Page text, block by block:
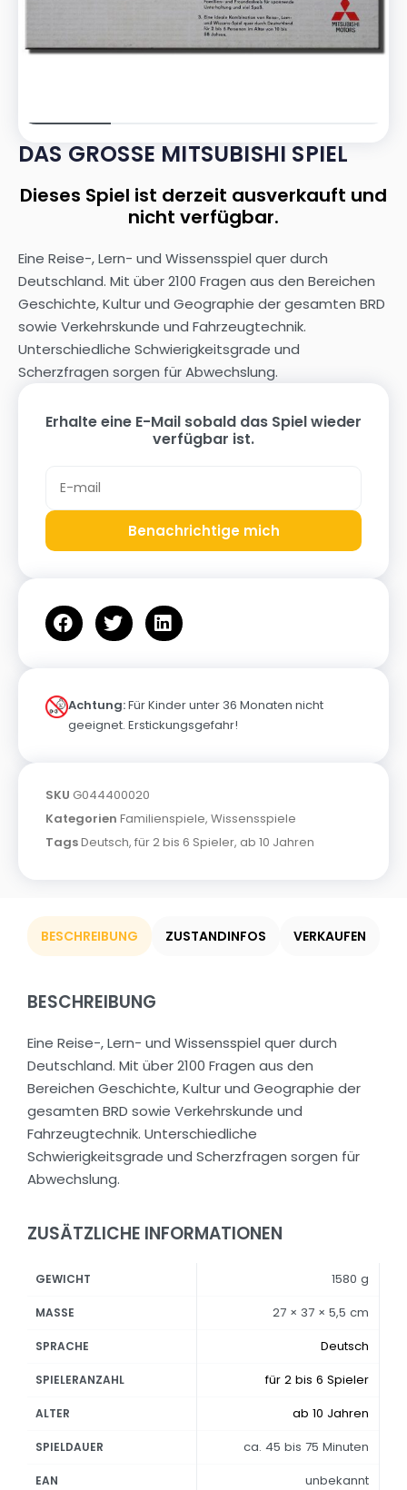
DAS GROSSE MITSUBISHI SPIEL
Dieses Spiel ist derzeit ausverkauft und
nicht verfügbar.
Eine Reise-, Lern- und Wissensspiel quer durch
Deutschland. Mit über 2100 Fragen aus den Bereichen
Geschichte, Kultur und Geographie der gesamten BRD
sowie Verkehrskunde und Fahrzeugtechnik.
Unterschiedliche Schwierigkeitsgrade und
Scherzfragen sorgen für Abwechslung.
Erhalte eine E-Mail sobald das Spiel wieder
verfügbar ist.
Benachrichtige mich
Achtung:Für Kinder unter 36 Monaten nicht
geeignet. Erstickungsgefahr!
SKU G044400020
Kategorien Familienspiele, Wissensspiele
TagsDeutsch, für 2 bis 6 Spieler, ab 10 Jahren
BESCHREIBUNG ZUSTANDINFOS VERKAUFEN
BESCHREIBUNG
Eine Reise-, Lern- und Wissensspiel quer durch
Deutschland. Mit über 2100 Fragen aus den
Bereichen Geschichte, Kultur und Geographie der
gesamten BRD sowie Verkehrskunde und
Fahrzeugtechnik. Unterschiedliche
Schwierigkeitsgrade und Scherzfragen sorgen für
Abwechslung.
ZUSÄTZLICHE INFORMATIONEN
GEWICHT 1580 g
MASSE 27 × 37 × 5,5 cm
SPRACHE Deutsch
SPIELERANZAHL für 2 bis 6 Spieler
ALTER ab 10 Jahren
SPIELDAUER ca. 45 bis 75 Minuten
EAN unbekannt